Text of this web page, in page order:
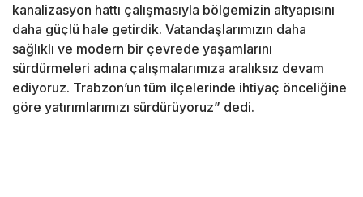
kanalizasyon hattı çalışmasıyla bölgemizin altyapısını
daha güçlü hale getirdik. Vatandaşlarımızın daha
sağlıklı ve modern bir çevrede yaşamlarını
sürdürmeleri adına çalışmalarımıza aralıksız devam
ediyoruz. Trabzon’un tüm ilçelerinde ihtiyaç önceliğine
göre yatırımlarımızı sürdürüyoruz” dedi.